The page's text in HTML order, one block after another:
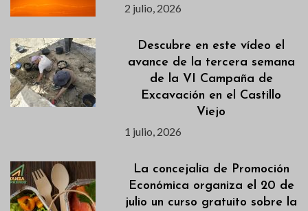
2 julio, 2026
Descubre en este vídeo el
avance de la tercera semana
de la VI Campaña de
Excavación en el Castillo
Viejo
1 julio, 2026
La concejalía de Promoción
Económica organiza el 20 de
julio un curso gratuito sobre la